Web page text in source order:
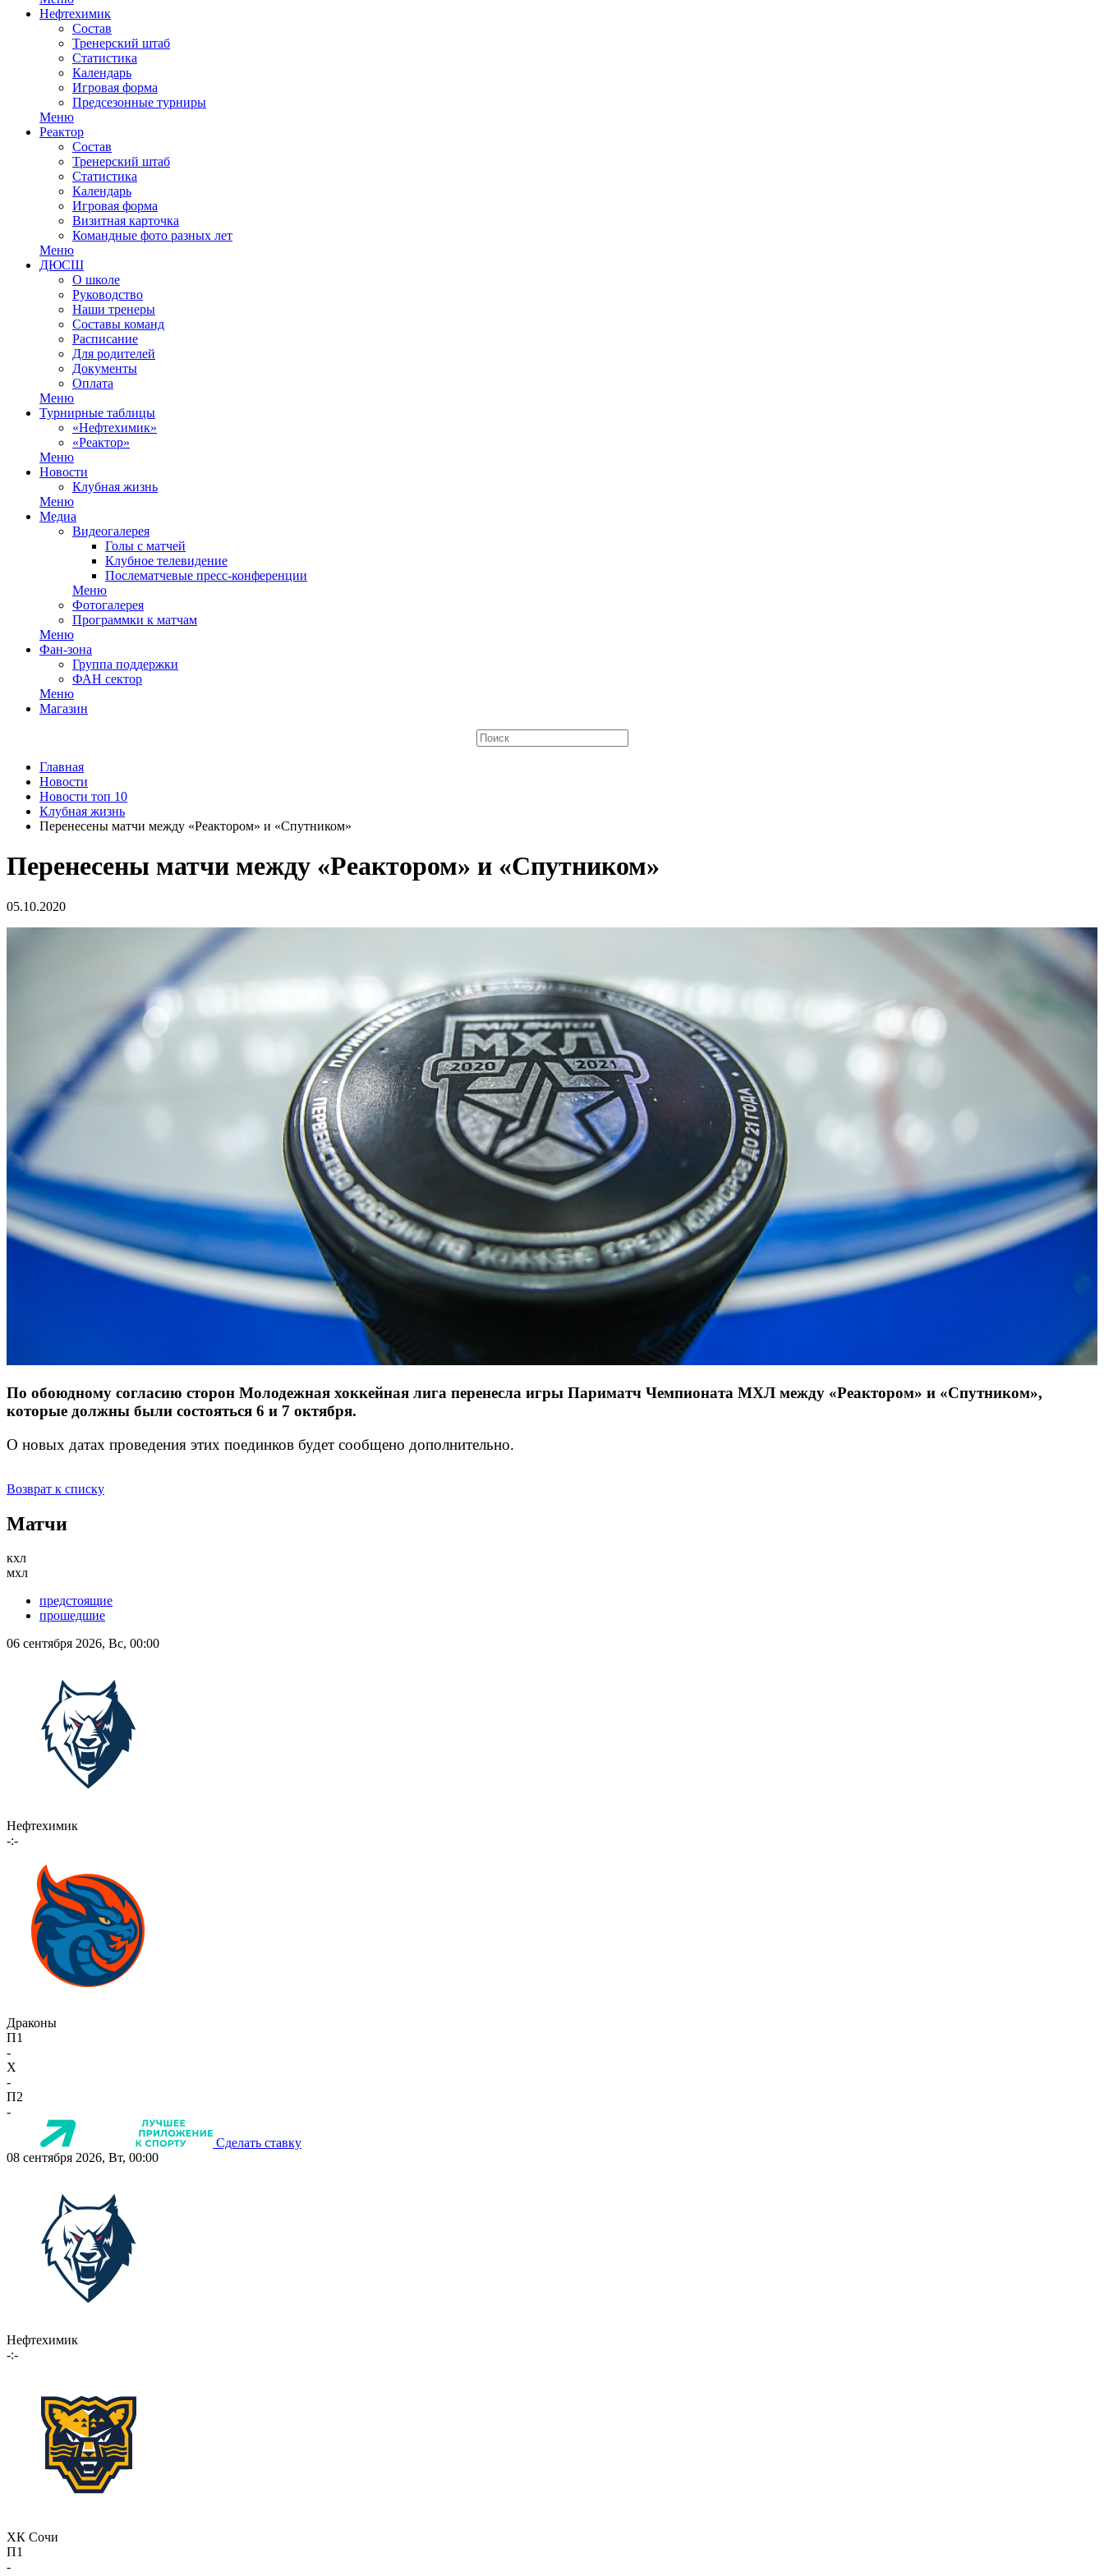
Нефтехимик
Состав
Тренерский штаб
Статистика
Календарь
Игровая форма
Предсезонные турниры
Меню
Реактор
Состав
Тренерский штаб
Статистика
Календарь
Игровая форма
Визитная карточка
Командные фото разных лет
Меню
ДЮСШ
О школе
Руководство
Наши тренеры
Составы команд
Расписание
Для родителей
Документы
Оплата
Меню
Турнирные таблицы
«Нефтехимик»
«Реактор»
Меню
Новости
Клубная жизнь
Меню
Медиа
Видеогалерея
Голы с матчей
Клубное телевидение
Послематчевые пресс-конференции
Меню
Фотогалерея
Программки к матчам
Меню
Фан-зона
Группа поддержки
ФАН сектор
Меню
Магазин
Главная
Новости
Новости топ 10
Клубная жизнь
Перенесены матчи между «Реактором» и «Спутником»
Перенесены матчи между «Реактором» и «Спутником»
05.10.2020
По обоюдному согласию сторон Молодежная хоккейная лига перенесла игры Париматч Чемпионата МХЛ между «Реактором» и «Спутником»,
которые должны были состояться 6 и 7 октября.
О новых датах проведения этих поединков будет сообщено дополнительно.
Возврат к списку
Матчи
кхл
мхл
предстоящие
прошедшие
06 сентября 2026, Вс, 00:00
Нефтехимик
-:-
Драконы
П1
-
X
-
П2
-
Сделать ставку
08 сентября 2026, Вт, 00:00
Нефтехимик
-:-
ХК Сочи
П1
-